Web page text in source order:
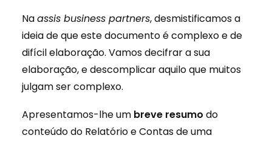
Naassis business partners, desmistificamos a
ideia de que este documento é complexo e de
difícil elaboração. Vamos decifrar a sua
elaboração, e descomplicar aquilo que muitos
julgam ser complexo.
Apresentamos-lhe um breve resumo do
conteúdo do Relatório e Contas de uma